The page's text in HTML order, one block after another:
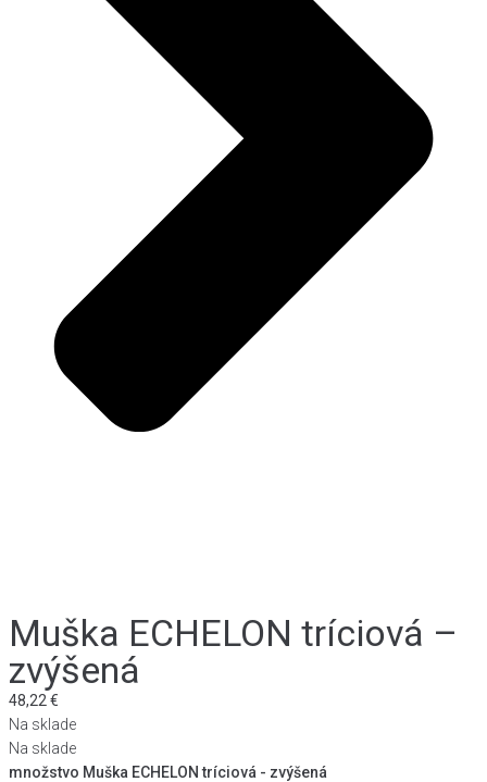
Muška ECHELON tríciová –
zvýšená
48,22 €
Na sklade
Na sklade
množstvo Muška ECHELON tríciová - zvýšená